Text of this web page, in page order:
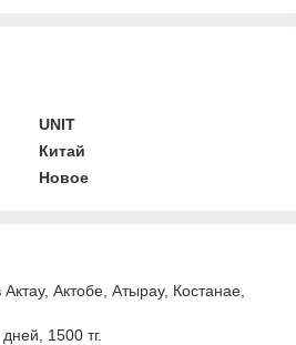
UNIT
Китай
Новое
Актобе, Атырау, Костанае,
1500 тг.